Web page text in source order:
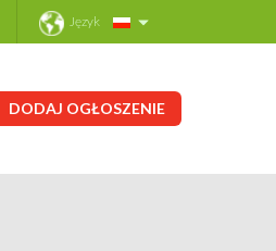
Język
DODAJ OGŁOSZENIE